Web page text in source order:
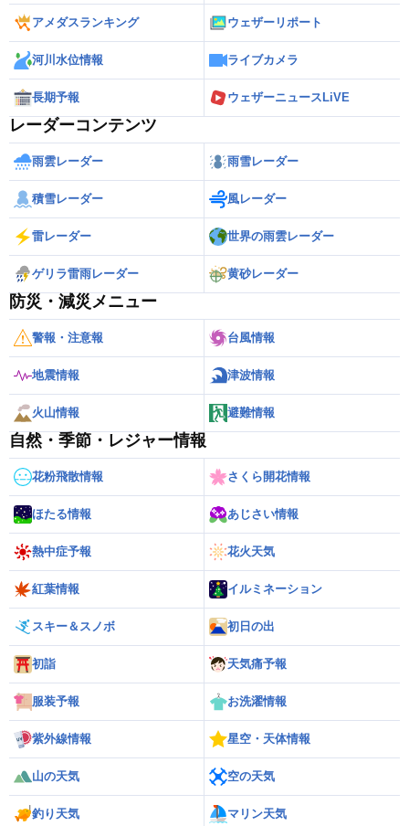
アメダスランキング ウェザーリポート
河川水位情報 ライブカメラ
長期予報 ウェザーニュースLiVE
レーダーコンテンツ
雨雲レーダー 雨雪レーダー
積雪レーダー 風レーダー
雷レーダー 世界の雨雲レーダー
ゲリラ雷雨レーダー 黄砂レーダー
防災・減災メニュー
警報・注意報 台風情報
地震情報 津波情報
火山情報 避難情報
自然・季節・レジャー情報
花粉飛散情報 さくら開花情報
ほたる情報 あじさい情報
熱中症予報 花火天気
紅葉情報 イルミネーション
スキー＆スノボ 初日の出
初詣 天気痛予報
服装予報 お洗濯情報
紫外線情報 星空・天体情報
山の天気 空の天気
釣り天気 マリン天気